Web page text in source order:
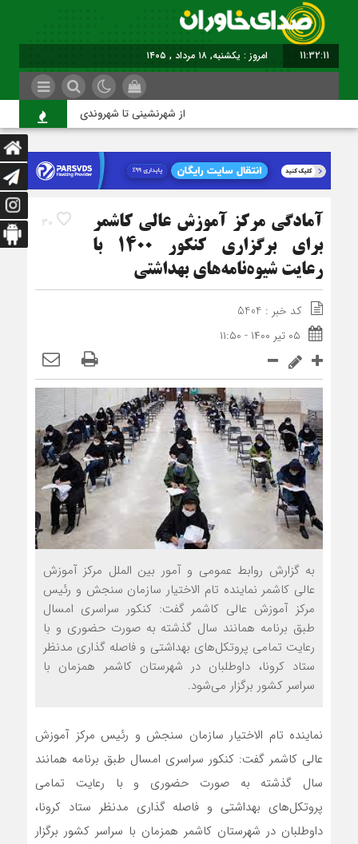
11:32:11 امروز : یکشنبه, ۱۸ مرداد , ۱۴۰۵
از شهرنشینی تا شهروندی
30
آمادگی مرکز آموزش عالی کاشمر
برای برگزاری کنکور ۱۴۰۰ با
رعایت شیوه‌نامه‌های بهداشتی
کد خبر : 5404
۰۵ تیر ۱۴۰۰ - ۱۱:۵۰
به گزارش روابط عمومی و آمور بین الملل مرکز آموزش
عالی کاشمر نماینده تام الاختیار سازمان سنجش و رئیس
مرکز آموزش عالی کاشمر گفت: کنکور سراسری امسال
طبق برنامه همانند سال گذشته به صورت حضوری و با
رعایت تمامی پروتکل‌های بهداشتی و فاصله گذاری مدنظر
ستاد کرونا، داوطلبان در شهرستان کاشمر همزمان با
سراسر کشور برگزار می‌شود.
نماینده تام الاختیار سازمان سنجش و رئیس مرکز آموزش
عالی کاشمر گفت: کنکور سراسری امسال طبق برنامه همانند
سال گذشته به صورت حضوری و با رعایت تمامی
پروتکل‌های بهداشتی و فاصله گذاری مدنظر ستاد کرونا،
داوطلبان در شهرستان کاشمر همزمان با سراسر کشور برگزار